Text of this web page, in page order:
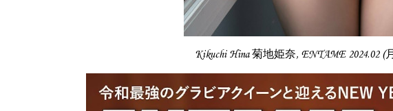
Kikuchi Hina 菊地姫奈, ENTAME 2024.02